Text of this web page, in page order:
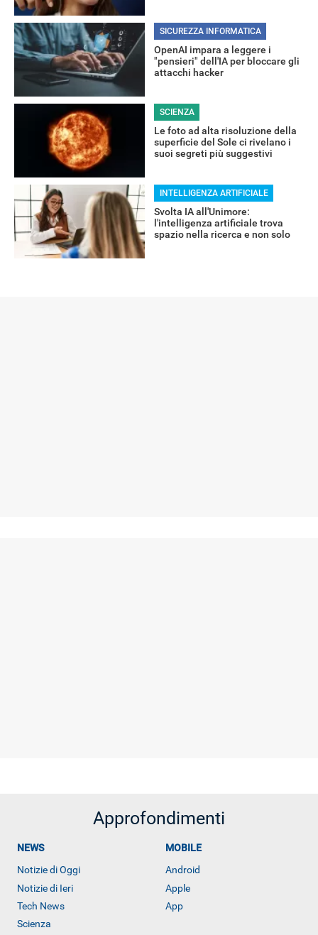
SICUREZZA INFORMATICA
OpenAI impara a leggere i
"pensieri" dell'IA per bloccare gli
attacchi hacker
SCIENZA
Le foto ad alta risoluzione della
superficie del Sole ci rivelano i
suoi segreti più suggestivi
INTELLIGENZA ARTIFICIALE
Svolta IA all'Unimore:
l'intelligenza artificiale trova
spazio nella ricerca e non solo
Approfondimenti
NEWS
Notizie di Oggi
Notizie di Ieri
Tech News
Scienza
MOBILE
Android
Apple
App